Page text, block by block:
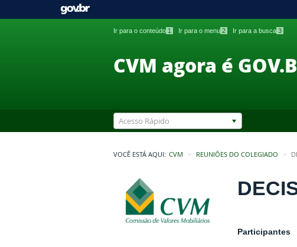
Ir para o conteúdo 1 Ir para o menu 2 Ir para a busca 3
CVM agora é
Acesso Rápido
VOCÊ ESTÁ AQUI: CVM REUNIÕES DO COLEGIADO
Participantes